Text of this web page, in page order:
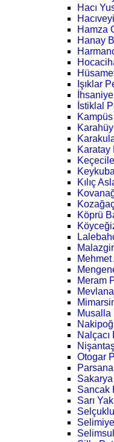
Hacı
Hamza
Hanay
Işıklar
İstiklal
Karatay
Kılıç
Köprü
Meram
Musalla
Otogar
Sancak
Sarı